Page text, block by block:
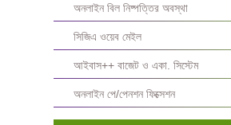
অনলাইন বিল নিষ্পত্তির অবস্থা
সিজিএ ওয়েব মেইল
আইবাস++ বাজেট ও একা. সিস্টেম
অনলাইন পে/পেনশন ফিক্সেশন